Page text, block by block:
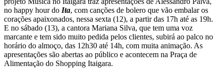
no happy hour do Ita, com canções de bolero que vão embalar os
corações apaixonados, nessa sexta (12), a partir das 17h até as 19h.
E no sábado (13), a cantora Mariana Silva, que tem uma voz
marcante e tem sido muito pedida pelos clientes, subirá ao palco no
horário do almoço, das 12h30 até 14h, com muita animação. As
apresentações são abertas ao público e acontecem na Praça de
Alimentação do Shopping Itaigara.